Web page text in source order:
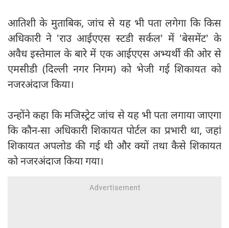
आतिशी के मुताबिक, जांच से यह भी पता लगेगा कि किस
अधिकारी ने 'राउ आईएएस स्टडी सर्कल' में 'बेसमेंट' के
अवैध इस्तेमाल के बारे में एक आईएएस अभ्यर्थी की ओर से
एमसीडी (दिल्ली नगर निगम) को भेजी गई शिकायत को
नजरअंदाज किया।
उन्होंने कहा कि मजिस्ट्रेट जांच से यह भी पता लगाया जाएगा
कि कौन-सा अधिकारी शिकायत पोर्टल का प्रभारी था, जहां
शिकायत अपलोड की गई थी और क्यों तथा कैसे शिकायत
को नजरअंदाज किया गया।